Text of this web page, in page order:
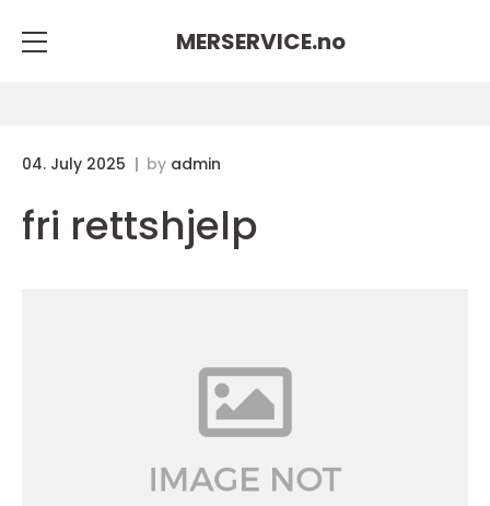
MERSERVICE.no
04. July 2025 by admin
fri rettshjelp